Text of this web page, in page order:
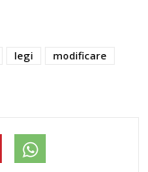
legi
modificare